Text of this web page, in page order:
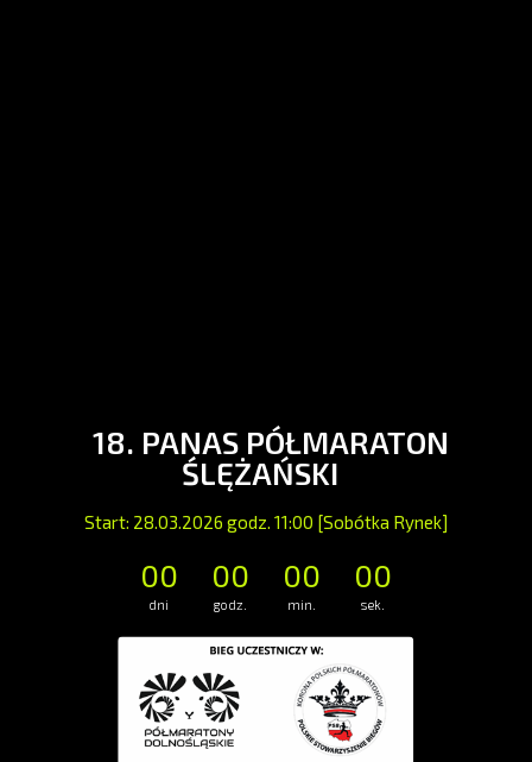
18. PANAS PÓŁMARATON
ŚLĘŻAŃSKI
Start: 28.03.2026 godz. 11:00 [Sobótka Rynek]
00
dni
00
godz.
00
min.
00
sek.